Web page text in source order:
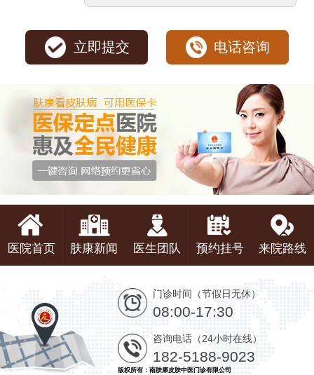
立即提交 电话咨询
医院首页 肤康新闻 医生团队 预约挂号 来院路线
门诊时间（节假日无休）
08:00-17:30
咨询电话（24小时在线）
182-5188-9023
版权所有：南肤康皮肤中医门诊有限公司